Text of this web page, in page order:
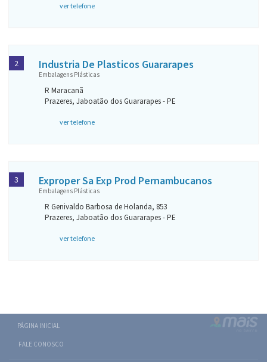
ver telefone
Industria De Plasticos Guararapes
Embalagens Plásticas
R Maracanã
Prazeres, Jaboatão dos Guararapes - PE
ver telefone
2
Exproper Sa Exp Prod Pernambucanos
Embalagens Plásticas
R Genivaldo Barbosa de Holanda, 853
Prazeres, Jaboatão dos Guararapes - PE
ver telefone
3
PÁGINA INICIAL
FALE CONOSCO